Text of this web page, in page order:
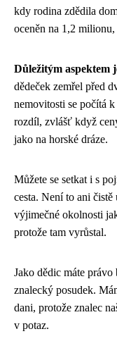
kdy rodina zdědila
oceněn na 1,2
Důležitým aspektem
dědeček zemřel před
nemovitosti se počítá
rozdíl, zvlášť když
jako na horské dráze.
Můžete se setkat i s
cesta. Není to ani
výjimečné okolnosti
protože tam vyrůstal.
Jako dědic máte
znalecký posudek.
dani, protože znalec
v potaz.